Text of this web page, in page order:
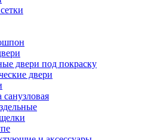
двери под покраску
двери
санузловая